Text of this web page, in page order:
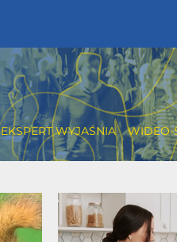
EKSPERT WYJAŚNIA WIDEO-